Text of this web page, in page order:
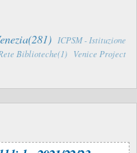
ICPSM - Istituzione
Biblioteche(1)
Venice Project